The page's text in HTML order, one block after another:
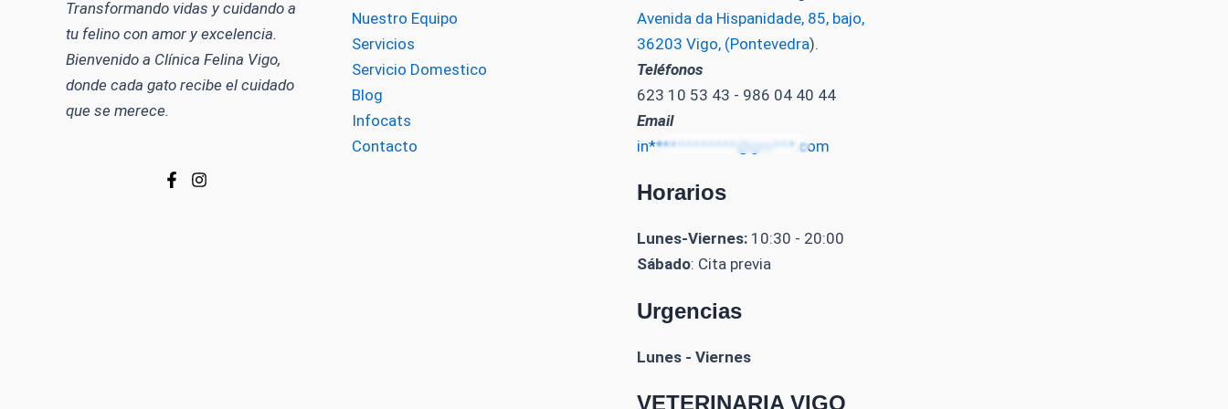
Transformando vidas y cuidando a
tu felino con amor y excelencia.
Bienvenido a Clínica Felina Vigo,
donde cada gato recibe el cuidado
que se merece.
Nuestro Equipo
Servicios
Servicio Domestico
Blog
Infocats
Contacto
Avenida da Hispanidade, 85, bajo,
36203 Vigo, (Pontevedra).
Teléfonos
623 10 53 43 - 986 04 40 44
Email
in************@gm***.com
Horarios
Lunes-Viernes: 10:30 - 20:00
Sábado: Cita previa
Urgencias
Lunes - Viernes
VETERINARIA VIGO